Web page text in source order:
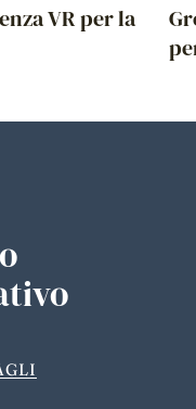
VR per la